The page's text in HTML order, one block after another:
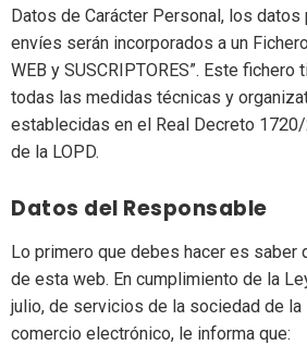
Datos de Carácter Personal, los
envíes serán incorporados a un
WEB y SUSCRIPTORES”. Este
todas las medidas técnicas y
establecidas en el Real Decreto
de la LOPD.
Datos del Responsable
Lo primero que debes hacer es saber
de esta web. En cumplimiento de la
julio, de servicios de la sociedad de la
comercio electrónico, le informa que: